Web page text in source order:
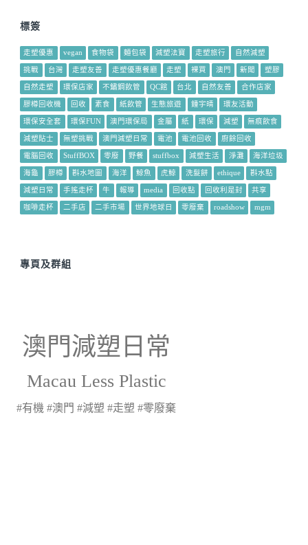
標簽
走塑優惠 vegan 食物袋 麵包袋 減塑法寶 走塑旅行 自然減塑
挑戰 台灣 走塑友善 走塑優惠餐廳 走塑 裸買 澳門 新聞 塑膠
自然走塑 環保店家 不鏽鋼飲管 QC館 台北 自然友善 合作店家
膠樽回收機 回收 素食 紙飲管 生態旅遊 鍾宇晴 環友活動
環保安全套 環保FUN 澳門環保局 金屬 紙 環保 減塑 無痕飲食
減塑貼士 無塑挑戰 澳門減塑日常 電池 電池回收 廚餘回收
電腦回收 StuffBOX 零廢 野餐 stuffbox 減塑生活 淨灘 海洋垃圾
海龜 膠樽 斟水地圖 海洋 鯨魚 虎鯨 洗髮餅 ethique 斟水點
減塑日常 手搖走杯 牛 報導 media 回收點 回收利是封 共享
咖啡走杯 二手店 二手市場 世界地球日 零廢棄 roadshow mgm
專頁及群組
澳門減塑日常
Macau Less Plastic
#有機 #澳門 #減塑 #走塑 #零廢棄